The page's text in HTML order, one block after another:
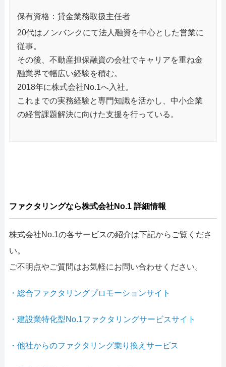
保有資格：貸金業務取扱主任者
20代はノンバンクにて法人融資を中心とした営業に
従事。
その後、不動産担保融資の会社でキャリアを重ね金
融業界で幅広い経験を積む。
2018年に株式会社No.1へ入社。
これまでの実務経験と専門知識を活かし、中小企業
の経営課題解決に向けた支援を行っている。
ファクタリングなら株式会社No.1 詳細情報
株式会社No.1の各サービスの紹介は下記からご覧くださ
い。
ご不明点やご質問はお気軽にお問い合わせください。
・総合ファクタリングプロモーションサイト
・建設業特化型No.1ファクタリングサービスサイト
・他社からのファクタリング乗り換えサービス